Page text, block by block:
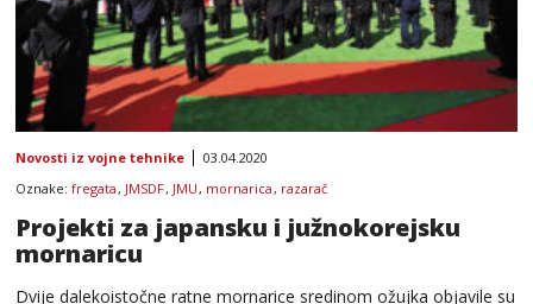
Novosti iz vojne tehnike
03.04.2020
Oznake: fregata , JMSDF, JMU , mornarica , razarač
Projekti za japansku i južnokorejsku
mornaricu
Dvije dalekoistočne ratne mornarice sredinom ožujka objavile su